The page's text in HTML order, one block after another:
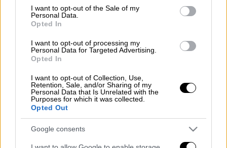
consent section.
I want to opt-out of the Sale of my
Personal Data.
Opted In
I want to opt-out of processing my
Personal Data for Targeted Advertising.
Opted In
I want to opt-out of Collection, Use,
Retention, Sale, and/or Sharing of my
Personal Data that Is Unrelated with the
Purposes for which it was collected.
Opted Out
Google consents
κυβέρνηση. Η εταιρεία ανακοίνωσε μεταξύ
άλλων ότι στο βιβλίο παραγγελιών της θα
παραμείνουν μόνο 80 αεροσκάφη έως το
2023, περιορίζοντας έτσι το ύψος των
εξόδων για την αγορά νέων αεροσκαφών στο
μισό, ενώ ο στόλος της, ο οποίος το 2019
αριθμούσε 763 αεροπλάνα, θα μειωθεί κατά
100. Επιπλέον,έχει ήδη ανακοινωθεί ότι
κλείνει η θυγατρική της, German Wings.